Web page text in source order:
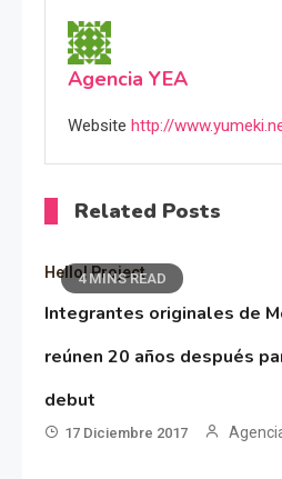
Agencia YEA
Website http://
Related Posts
4 MINS READ
Hello! Project
Integrantes originales de
reúnen 20 años después
debut
17 Diciembre 2017